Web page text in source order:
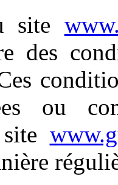
site
des
ou